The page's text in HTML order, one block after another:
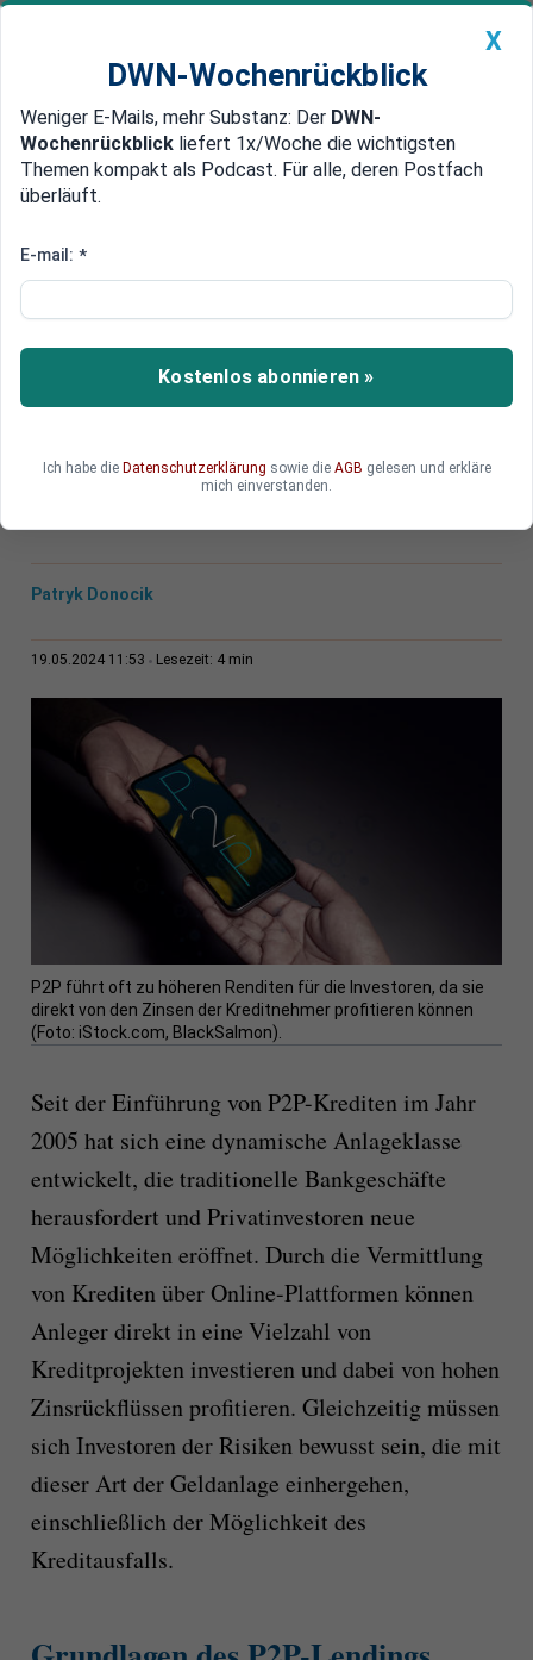
Newsticker MEIN DWN: Geldanlage Premium
Edelmetalle DWN-Magazin China
P2P-Kredite als alternative
P2P-Kredite sind eine aufstrebende
Anlageklasse, die Privatpersonen ermöglicht,
direkt in den Kreditbedarf anderer Privatpersonen
bietet sowohl hohe Renditechancen als auch
Patryk Donocik
19.05.2024 11:53 Lesezeit: 4 min
P2P führt oft zu höheren Renditen für die Investoren, da sie
direkt von den Zinsen der Kreditnehmer profitieren können
(Foto: iStock.com, BlackSalmon).
Seit der Einführung von P2P-Krediten im Jahr
2005 hat sich eine dynamische Anlageklasse
entwickelt, die traditionelle Bankgeschäfte
herausfordert und Privatinvestoren neue
Möglichkeiten eröffnet. Durch die Vermittlung
von Krediten über Online-Plattformen können
Anleger direkt in eine Vielzahl von
Kreditprojekten investieren und dabei von hohen
Zinsrückflüssen profitieren. Gleichzeitig müssen
sich Investoren der Risiken bewusst sein, die mit
dieser Art der Geldanlage einhergehen,
einschließlich der Möglichkeit des
Kreditausfalls.
X
DWN-Wochenrückblick
Weniger E-Mails, mehr Substanz: Der DWN-
Wochenrückblick liefert 1x/Woche die wichtigsten
Themen kompakt als Podcast. Für alle, deren Postfach
überläuft.
E-mail: *
Kostenlos abonnieren »
Ich habe die Datenschutzerklärung sowie die AGB gelesen und erkläre
mich einverstanden.